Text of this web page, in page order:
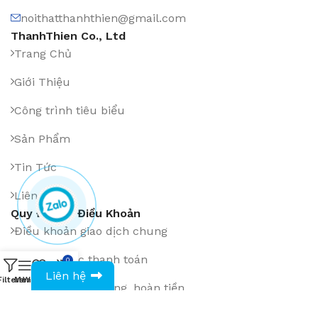
noithatthanhthien@gmail.com
ThanhThien Co., Ltd
Trang Chủ
Giới Thiệu
Công trình tiêu biểu
Sản Phẩm
Tin Tức
Liên Hệ
Quy Định & Điều Khoản
Điều khoản giao dịch chung
Phương thức thanh toán
Chính sách đổi hàng, hoàn tiền
MenuWishlist
Compare
0
Cart
Liên hệ
0943594386